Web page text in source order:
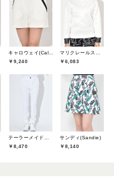
￥9,240
￥6,083
￥8,470
サンディ(Sandie)
￥8,140